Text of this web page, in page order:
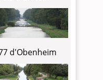
d'Obenheim